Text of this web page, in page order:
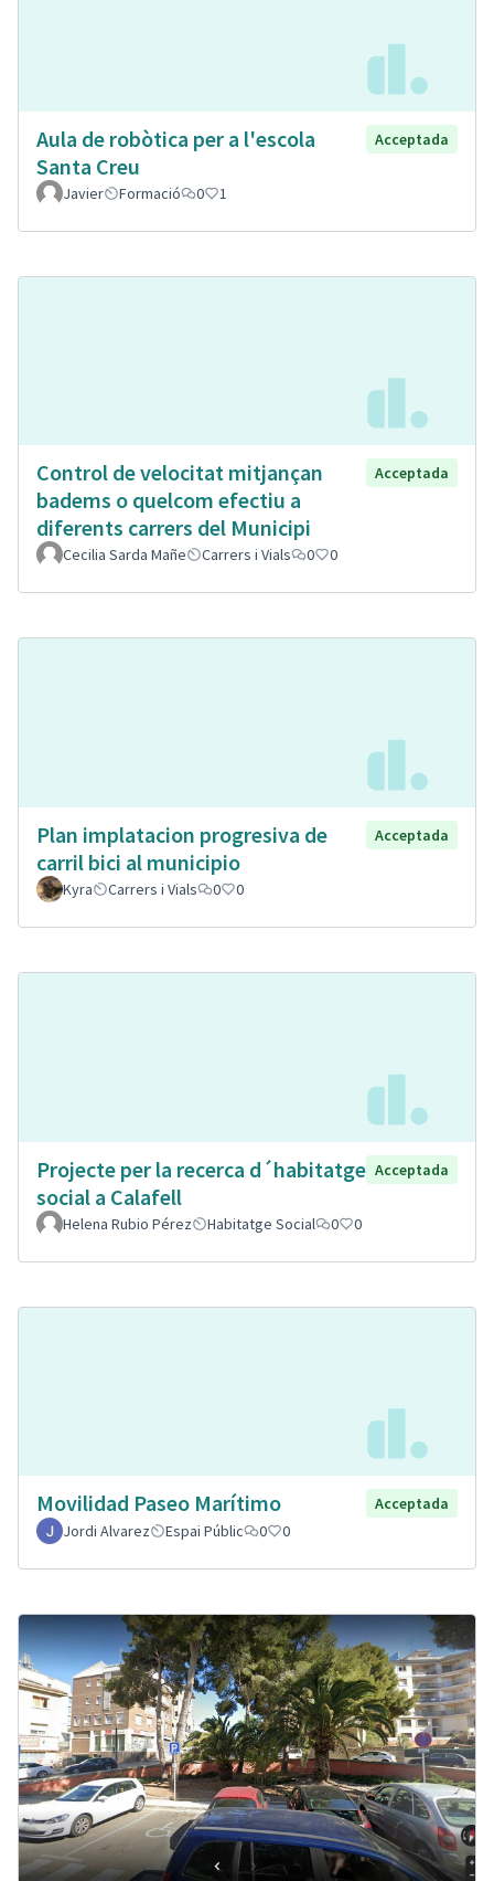
Aula de robòtica per a l'escola
Santa Creu
Acceptada
Javier Formació 0 1
Control de velocitat mitjançan
badems o quelcom efectiu a
diferents carrers del Municipi
Acceptada
Cecilia Sarda Mañe Carrers i Vials 0 0
Plan implatacion progresiva de
carril bici al municipio
Acceptada
Kyra Carrers i Vials 0 0
Projecte per la recerca d´habitatge
social a Calafell
Acceptada
Helena Rubio Pérez Habitatge Social 0 0
Movilidad Paseo Marítimo
Acceptada
Jordi Alvarez
Espai Públic 0 0